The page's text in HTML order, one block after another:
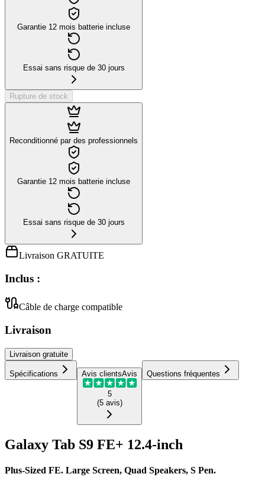
Garantie 12 mois batterie incluse
Essai sans risque de 30 jours
Rupture de stock
Reconditionné par des professionnels
Garantie 12 mois batterie incluse
Essai sans risque de 30 jours
Livraison GRATUITE
Inclus :
Câble de charge compatible
Livraison
Livraison gratuite
Spécifications Avis clientsAvis
5
(5 avis)
Questions fréquentes
Galaxy Tab S9 FE+ 12.4-inch
Plus-Sized FE. Large Screen, Quad Speakers, S Pen.